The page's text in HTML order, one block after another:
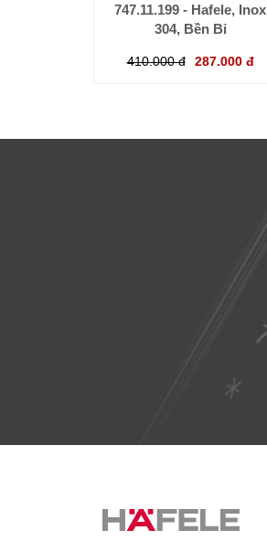
747.11.199 - Hafele, Inox
304, Bền Bỉ
410.000 đ 287.000 đ